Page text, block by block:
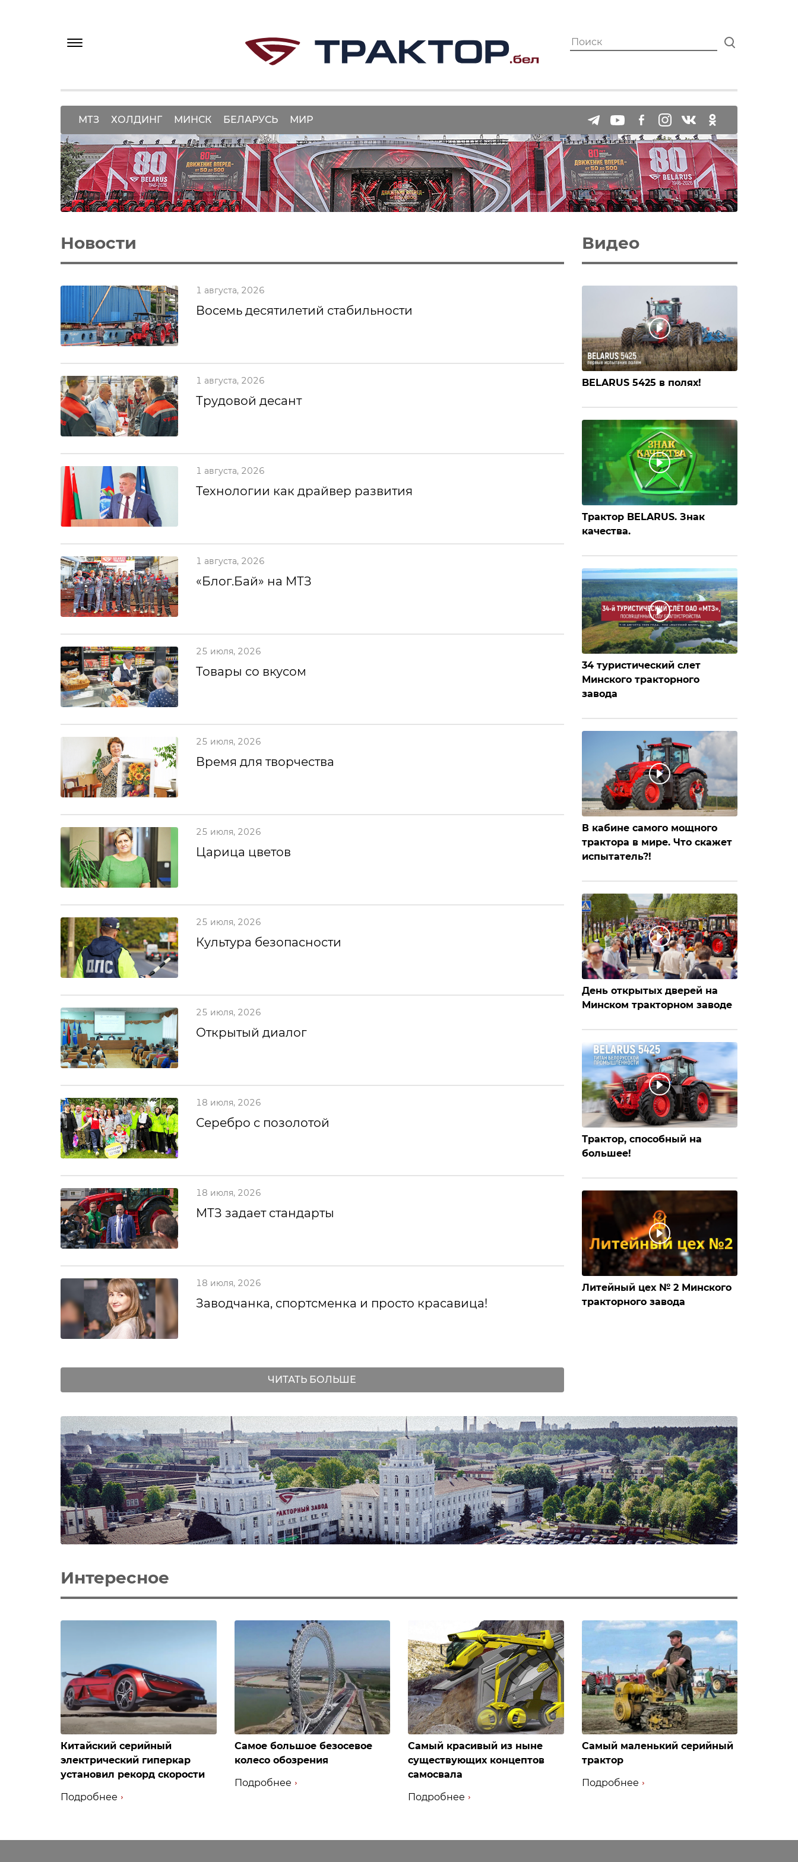
МТЗ ХОЛДИНГ МИНСК БЕЛАРУСЬ МИР
Новости
1 августа, 2026
Восемь десятилетий стабильности
1 августа, 2026
Трудовой десант
1 августа, 2026
Технологии как драйвер развития
1 августа, 2026
«Блог.Бай» на МТЗ
25 июля, 2026
Товары со вкусом
25 июля, 2026
Время для творчества
25 июля, 2026
Царица цветов
25 июля, 2026
Культура безопасности
25 июля, 2026
Открытый диалог
18 июля, 2026
Серебро с позолотой
18 июля, 2026
МТЗ задает стандарты
18 июля, 2026
Заводчанка, спортсменка и просто красавица!
ЧИТАТЬ БОЛЬШЕ
Видео
BELARUS 5425 в полях!
Трактор BELARUS. Знак
качества.
34 туристический слет
Минского тракторного
завода
В кабине самого мощного
трактора в мире. Что скажет
испытатель?!
День открытых дверей на
Минском тракторном заводе
Трактор, способный на
большее!
Литейный цех № 2 Минского
тракторного завода
Интересное
Китайский серийный
электрический гиперкар
установил рекорд скорости
Подробнее
Самое большое безосевое
колесо обозрения
Подробнее
Самый красивый из ныне
существующих концептов
самосвала
Подробнее
Самый маленький серийный
трактор
Подробнее